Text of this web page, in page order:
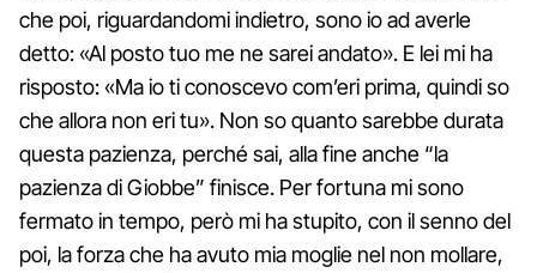
che poi, riguardandomi indietro, sono io ad averle
detto: «Al posto tuo me ne sarei andato». E lei mi ha
risposto: «Ma io ti conoscevo com’eri prima, quindi so
che allora non eri tu». Non so quanto sarebbe durata
questa pazienza, perché sai, alla fine anche “la
pazienza di Giobbe” finisce. Per fortuna mi sono
fermato in tempo, però mi ha stupito, con il senno del
poi, la forza che ha avuto mia moglie nel non mollare,